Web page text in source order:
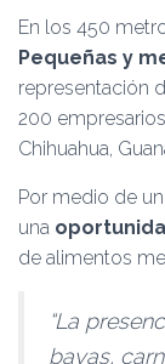
En los 450
Pequeñas y
representación
200
Chihuahua,
Por medio de
una
de alimentos
“La
bayas,